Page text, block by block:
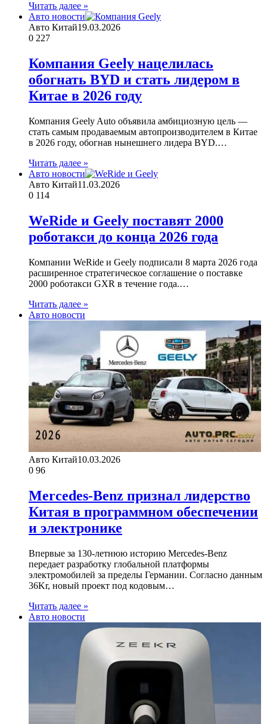
Читать далее »
Авто новости
Авто Китай19.03.2026
0 227
Компания Geely нацелилась
обогнать BYD и стать лидером в
Китае в 2026 году
Компания Geely Auto объявила амбициозную цель —
стать самым продаваемым автопроизводителем в Китае
в 2026 году, обогнав нынешнего лидера BYD.…
Читать далее »
Авто новости
Авто Китай11.03.2026
0 114
WeRide и Geely поставят 2000
роботакси до конца 2026 года
Компании WeRide и Geely подписали 8 марта 2026 года
расширенное стратегическое соглашение о поставке
2000 роботакси GXR в течение года.…
Читать далее »
Авто новости
Авто Китай10.03.2026
0 96
Mercedes-Benz признал лидерство
Китая в программном обеспечении
и электронике
Впервые за 130-летнюю историю Mercedes-Benz
передает разработку глобальной платформы
электромобилей за пределы Германии. Согласно данным
36Kr, новый проект под кодовым…
Читать далее »
Авто новости